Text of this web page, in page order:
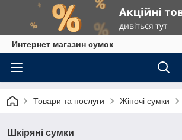
Интернет магазин сумок
Товари та послуги Жіночі сумки
Шкіряні сумки